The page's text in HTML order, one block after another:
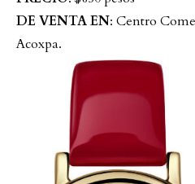
DE VENTA EN: Centro
Acoxpa.